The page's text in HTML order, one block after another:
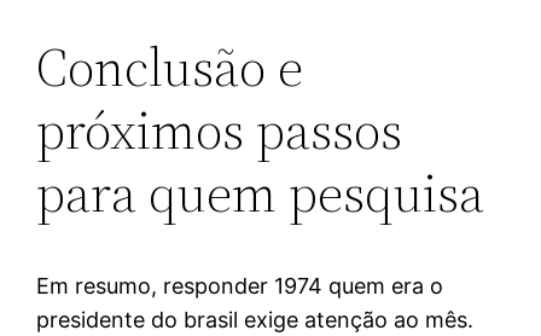
Conclusão e
próximos passos
para quem pesquisa
Em resumo, responder 1974 quem era o
presidente do brasil exige atenção ao mês.